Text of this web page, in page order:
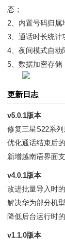
态；
2、内置号码归属
3、通话时长统计
4、夜间模式自动
5、数据加密存储
更新日志
v5.0.1版本
修复三星S22系列
优化通话结束后
新增越南语界面支
v4.0.1版本
改进批量导入时
解决华为部分机
降低后台运行时
v1.1.0版本